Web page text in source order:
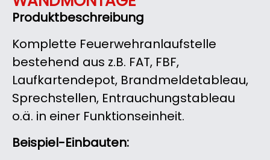
Produktbeschreibung
Komplette Feuerwehranlaufstelle
bestehend aus z.B. FAT, FBF,
Laufkartendepot, Brandmeldetableau,
Sprechstellen, Entrauchungstableau
o.ä. in einer Funktionseinheit.
Beispiel-Einbauten: